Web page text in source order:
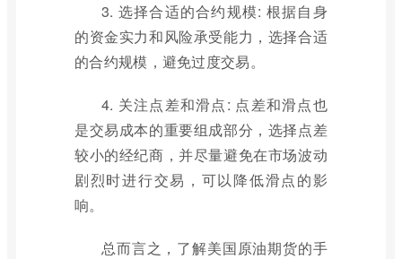
3. 选择合适的合约规模: 根据自身
的资金实力和风险承受能力，选择合适
的合约规模，避免过度交易。
4. 关注点差和滑点: 点差和滑点也
是交易成本的重要组成部分，选择点差
较小的经纪商，并尽量避免在市场波动
剧烈时进行交易，可以降低滑点的影
响。
总而言之，了解美国原油期货的手